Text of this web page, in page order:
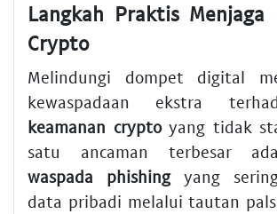
Langkah Praktis Menjaga
Crypto
Melindungi dompet digital
kewaspadaan ekstra
keamanan cryptoyang tidak
satu ancaman terbesar
waspada phishingyang
data pribadi melalui tautan